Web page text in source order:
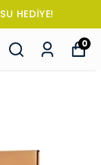
HEDİYE!
0